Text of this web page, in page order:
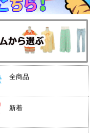
全商品
新着